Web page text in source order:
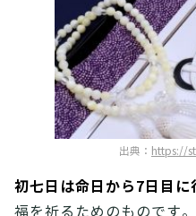
出典： https://
初七日は命日から7日目に
福を祈るためのものです